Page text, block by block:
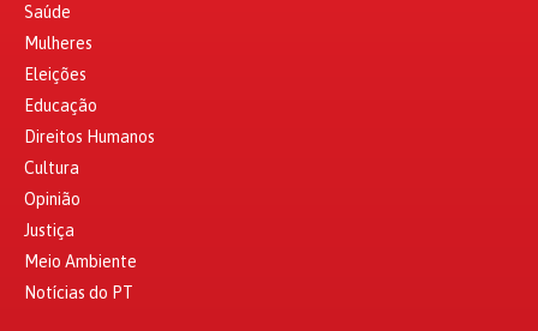
Saúde
Mulheres
Eleições
Educação
Direitos Humanos
Cultura
Opinião
Justiça
Meio Ambiente
Notícias do PT